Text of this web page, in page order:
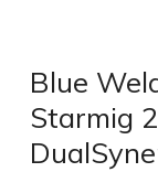
Blue
Starmig